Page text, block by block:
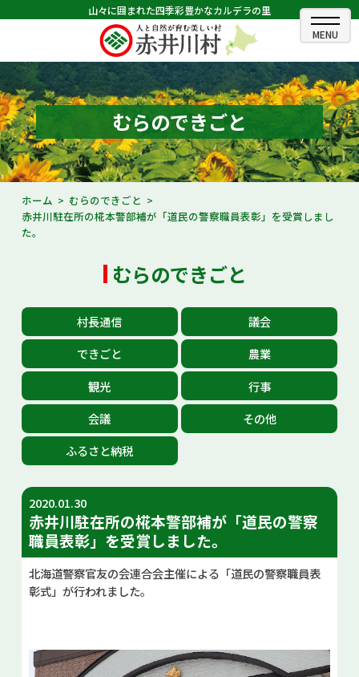
山々に囲まれた四季彩豊かなカルデラの里
ホーム
むらのできごと
むらのプロフィール
くらしの情報
村長室
あかいがわ広報
お問い合せ
むらのできごと
ホーム
むらのできごと
赤井川駐在所の椛本警部補が「道民の警察職員表彰」を受賞しまし
た。
むらのできごと
村長通信
議会
できごと
農業
観光
行事
会議
その他
ふるさと納税
2020.01.30
赤井川駐在所の椛本警部補が「道民の警察
職員表彰」を受賞しました。
北海道警察官友の会連合会主催による「道民の警察職員表
彰式」が行われました。